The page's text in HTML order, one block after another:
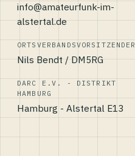
info@amateurfunk-im-
alstertal.de
ORTSVERBANDSVORSITZENDER
Nils Bendt / DM5RG
DARC E.V. - DISTRIKT
HAMBURG
Hamburg - Alstertal E13